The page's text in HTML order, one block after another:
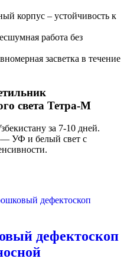
корпус – устойчивость к
работа без
засветка в течение
света Тетра-М
за 7-10 дней.
УФ и белый свет с
дефектоскоп